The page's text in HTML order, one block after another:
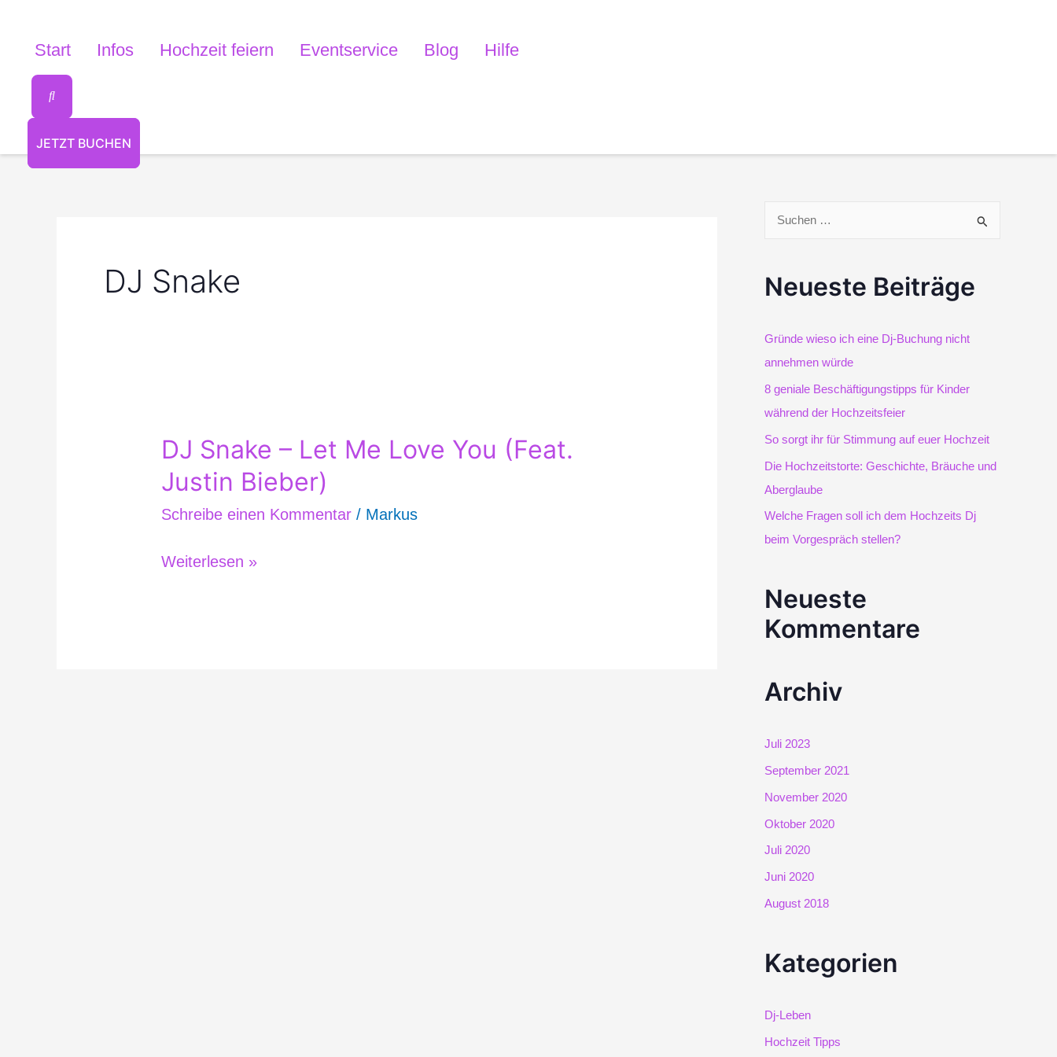
springen
Start Infos Hochzeit feiern Eventservice Blog Hilfe
JETZT BUCHEN
DJ Snake
DJ Snake – Let Me Love You (Feat.
Justin Bieber)
Schreibe einen Kommentar / Markus
DJ
Snake
–
Let
Love
Weiterlesen »
c
e
n
c
h
Neueste Beiträge
Gründe wieso ich eine Dj-Buchung nicht
annehmen würde
8 geniale Beschäftigungstipps für Kinder
während der Hochzeitsfeier
So sorgt ihr für Stimmung auf euer Hochzeit
Die Hochzeitstorte: Geschichte, Bräuche und
Aberglaube
Welche Fragen soll ich dem Hochzeits Dj
beim Vorgespräch stellen?
Neueste
Kommentare
Archiv
Juli 2023
September 2021
November 2020
Oktober 2020
Juli 2020
Juni 2020
August 2018
Kategorien
Dj-Leben
Hochzeit Tipps